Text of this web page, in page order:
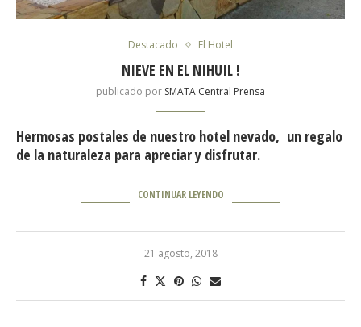
Destacado El Hotel
NIEVE EN EL NIHUIL !
publicado por SMATA Central Prensa
Hermosas postales de nuestro hotel nevado, un regalo
de la naturaleza para apreciar y disfrutar.
CONTINUAR LEYENDO
21 agosto, 2018